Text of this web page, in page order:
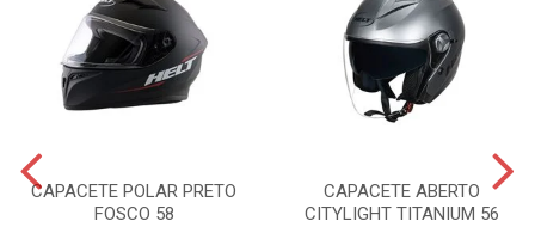
CAPACETE POLAR PRETO
FOSCO 58
CAPACETE ABERTO
CITYLIGHT TITANIUM 56